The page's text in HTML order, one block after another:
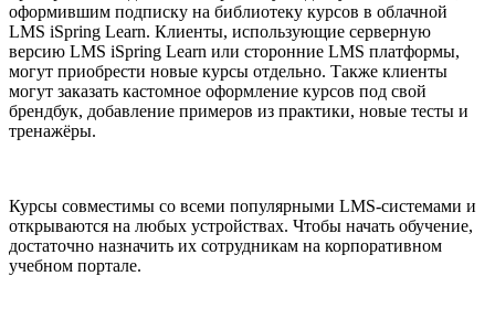
оформившим подписку на библиотеку курсов в облачной
LMS iSpring Learn. Клиенты, использующие серверную
версию LMS iSpring Learn или сторонние LMS платформы,
могут приобрести новые курсы отдельно. Также клиенты
могут заказать кастомное оформление курсов под свой
брендбук, добавление примеров из практики, новые тесты и
тренажёры.
Курсы совместимы со всеми популярными LMS-системами и
открываются на любых устройствах. Чтобы начать обучение,
достаточно назначить их сотрудникам на корпоративном
учебном портале.